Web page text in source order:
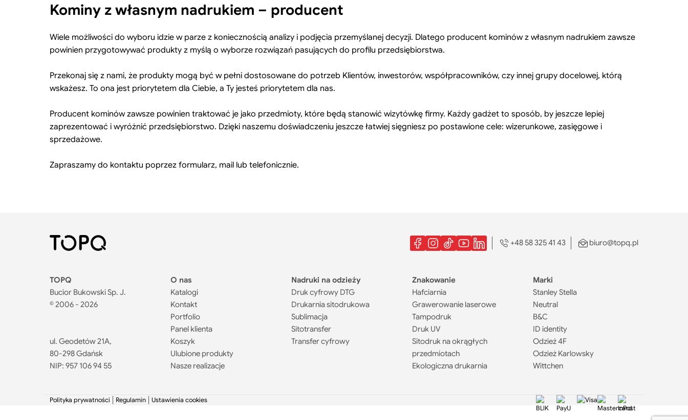
Kominy z własnym nadrukiem – producent
Wiele możliwości do wyboru idzie w parze z koniecznością analizy i podjęcia przemyślanej decyzji. Dlatego producent kominów z własnym nadrukiem zawsze
powinien przygotowywać produkty z myślą o wyborze rozwiązań pasujących do profilu przedsiębiorstwa.
Przekonaj się z nami, że produkty mogą być w pełni dostosowane do potrzeb Klientów, inwestorów, współpracowników, czy innej grupy docelowej, którą
wskażesz. To ona jest priorytetem dla Ciebie, a Ty jesteś priorytetem dla nas.
Producent kominów zawsze powinien traktować je jako przedmioty, które będą stanowić wizytówkę firmy. Każdy gadżet to sposób, by jeszcze lepiej
zaprezentować i wyróżnić przedsiębiorstwo. Dzięki naszemu doświadczeniu jeszcze łatwiej sięgniesz po postawione cele: wizerunkowe, zasięgowe i
sprzedażowe.
Zapraszamy do kontaktu poprzez formularz, mail lub telefonicznie.
+48 58 325 41 43 biuro@topq.pl
TOPQ
Bucior Bukowski Sp. J.
© 2006 - 2026
ul. Geodetów 21A,
80-298 Gdańsk
NIP: 957 106 94 55
O nas
Katalogi
Kontakt
Portfolio
Panel klienta
Koszyk
Ulubione produkty
Nasze realizacje
Nadruki na odzieży
Druk cyfrowy DTG
Drukarnia sitodrukowa
Sublimacja
Sitotransfer
Transfer cyfrowy
Znakowanie
Hafciarnia
Grawerowanie laserowe
Tampodruk
Druk UV
Sitodruk na okrągłych
przedmiotach
Ekologiczna drukarnia
Marki
Stanley Stella
Neutral
B&C
ID identity
Odzież 4F
Odzież Karlowsky
Wittchen
Polityka prywatności Regulamin Ustawienia cookies